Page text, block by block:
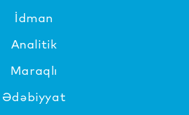
İdman
Analitik
Maraqlı
Ədəbiyyat